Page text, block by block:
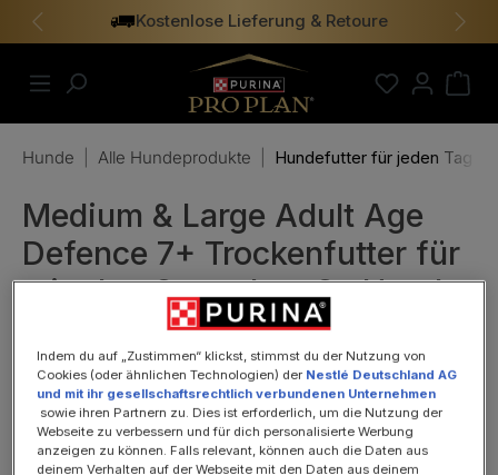
springen Kostenlose Lieferung & Retoure
Vorheriges
Hunde Alle Hundeprodukte Hundefutter für jeden Tag
Medium & Large Adult Age
Defence 7+ Trockenfutter für
mittelgroße und große Hunde
ab 7 Jahren, 3kg
Indem du auf „Zustimmen“ klickst, stimmst du der Nutzung von
Cookies (oder ähnlichen Technologien) der Nestlé Deutschland AG
und mit ihr gesellschaftsrechtlich verbundenen Unternehmen
sowie ihren Partnern zu. Dies ist erforderlich, um die Nutzung der
Webseite zu verbessern und für dich personalisierte Werbung
anzeigen zu können. Falls relevant, können auch die Daten aus
deinem Verhalten auf der Webseite mit den Daten aus deinem